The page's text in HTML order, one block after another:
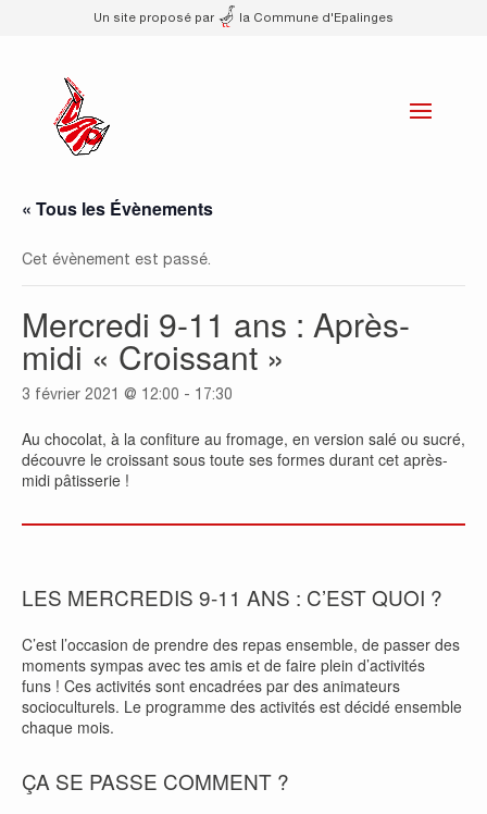
Un site proposé par la Commune d'Epalinges
« Tous les Évènements
Cet évènement est passé.
Mercredi 9-11 ans : Après-
midi « Croissant »
3 février 2021 @ 12:00 - 17:30
Au chocolat, à la confiture au fromage, en version salé ou sucré,
découvre le croissant sous toute ses formes durant cet après-
midi pâtisserie !
LES MERCREDIS 9-11 ANS : C’EST QUOI ?
C’est l’occasion de prendre des repas ensemble, de passer des
moments sympas avec tes amis et de faire plein d’activités
funs ! Ces activités sont encadrées par des animateurs
socioculturels. Le programme des activités est décidé ensemble
chaque mois.
ÇA SE PASSE COMMENT ?